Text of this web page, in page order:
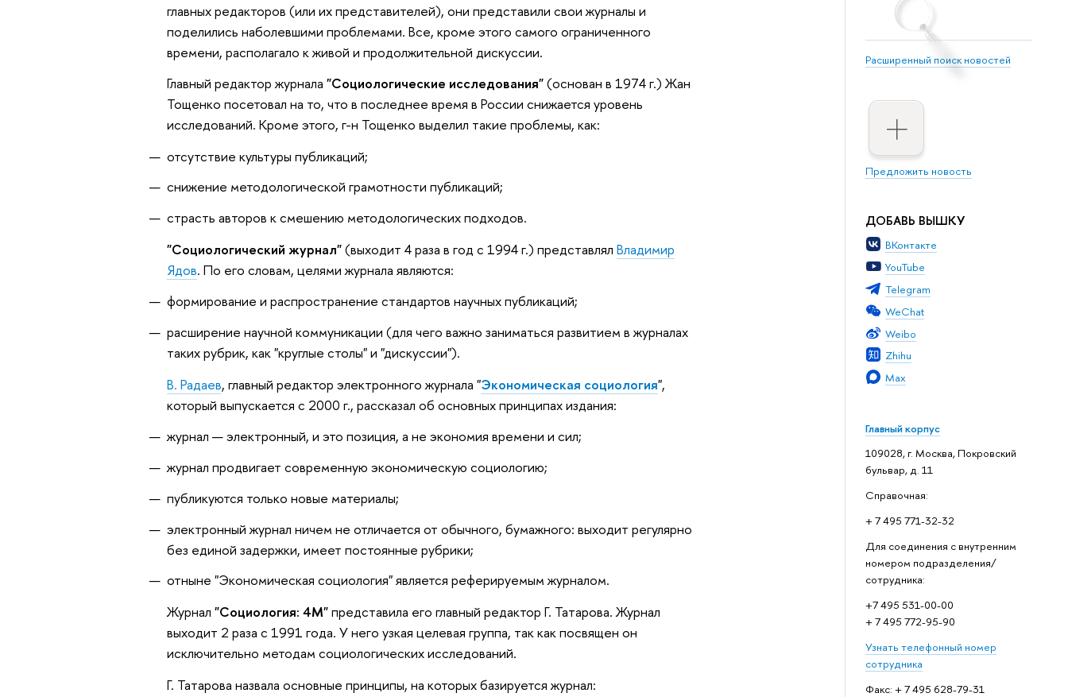
Расширенный поиск новостей
Предложить новость
ДОБАВЬ ВЫШКУ
ВКонтакте
YouTube
Telegram
WeChat
Weibo
Zhihu
Max
Главный корпус
109028, г. Москва, Покровский
бульвар, д. 11
Справочная:
+ 7 495 771-32-32
Для соединения с внутренним
номером подразделения/
сотрудника:
+7 495 531-00-00
+ 7 495 772-95-90
Узнать телефонный номер
сотрудника
Факс: + 7 495 628-79-31
главных редакторов (или их представителей), они представили свои журналы и
поделились наболевшими проблемами. Все, кроме этого самого ограниченного
времени, располагало к живой и продолжительной дискуссии.
Главный редактор журнала "Социологические исследования"(основан в 1974 г.) Жан
Тощенко посетовал на то, что в последнее время в России снижается уровень
исследований. Кроме этого, г-н Тощенко выделил такие проблемы, как:
отсутствие культуры публикаций;
снижение методологической грамотности публикаций;
страсть авторов к смешению методологических подходов.
"Социологический журнал"(выходит 4 раза в год с 1994 г.) представлял Владимир
Ядов. По его словам, целями журнала являются:
формирование и распространение стандартов научных публикаций;
расширение научной коммуникации (для чего важно заниматься развитием в журналах
таких рубрик, как "круглые столы" и "дискуссии").
В. Радаев, главный редактор электронного журнала "Экономическая социология",
который выпускается с 2000 г., рассказал об основных принципах издания:
журнал — электронный, и это позиция, а не экономия времени и сил;
журнал продвигает современную экономическую социологию;
публикуются только новые материалы;
электронный журнал ничем не отличается от обычного, бумажного: выходит регулярно
без единой задержки, имеет постоянные рубрики;
отныне "Экономическая социология" является реферируемым журналом.
Журнал "Социология: 4М"представила его главный редактор Г. Татарова. Журнал
выходит 2 раза с 1991 года. У него узкая целевая группа, так как посвящен он
исключительно методам социологических исследований.
Г. Татарова назвала основные принципы, на которых базируется журнал: